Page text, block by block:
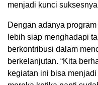
menjadi kunci
Dengan adanya
lebih siap menghadapi
berkontribusi dalam
berkelanjutan. “Kita
kegiatan ini bisa